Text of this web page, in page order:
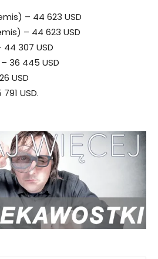
– 44 623 USD
– 44 623 USD
307 USD
36 445 USD
USD
USD.